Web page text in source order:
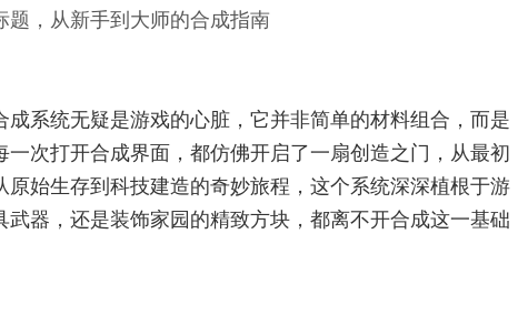
题，从新手到大师的合成指南
系统无疑是游戏的心脏，它并非简单的材料组合，而是
次打开合成界面，都仿佛开启了一扇创造之门，从最初
始生存到科技建造的奇妙旅程，这个系统深深植根于游
器，还是装饰家园的精致方块，都离不开合成这一基础